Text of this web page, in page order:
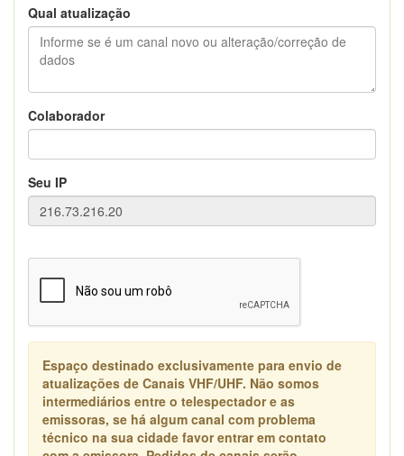
Qual atualização
Colaborador
Seu IP
Espaço destinado exclusivamente para envio de
atualizações de Canais VHF/UHF. Não somos
intermediários entre o telespectador e as
emissoras, se há algum canal com problema
técnico na sua cidade favor entrar em contato